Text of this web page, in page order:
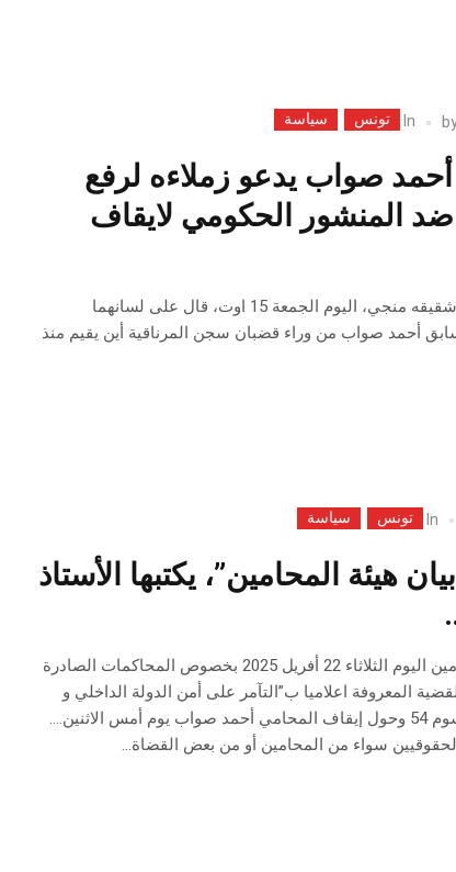
In تونس سياسة
أحمد صواب يدعو زملاءه لرفع
المنشور الحكومي لايقاف
في تدوينة نشرها ابنه صائب و شقيقه منجي، اليوم الجمعة 15 اوت، قال على لسانهما
أحمد صواب من وراء قضبان سجن المرناقية أين يقيم منذ
In تونس سياسة
هيئة المحامين”، يكتبها الأستاذ
البيان الذي أصدرته هيئة المحامين اليوم الثلاثاء 22 أفريل 2025 بخصوص المحاكمات الصادرة
المعروفة اعلاميا ب”التآمر على أمن الدولة الداخلي و
الخارجي” و حول العمل بالمرسوم 54 وحول إيقاف المحامي أحمد صواب يوم أمس الاثنين….
سواء من المحامين أو من بعض القضاة...